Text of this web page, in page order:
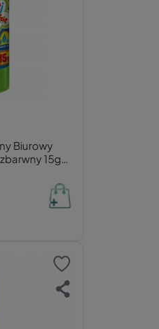
Biurowy
15g